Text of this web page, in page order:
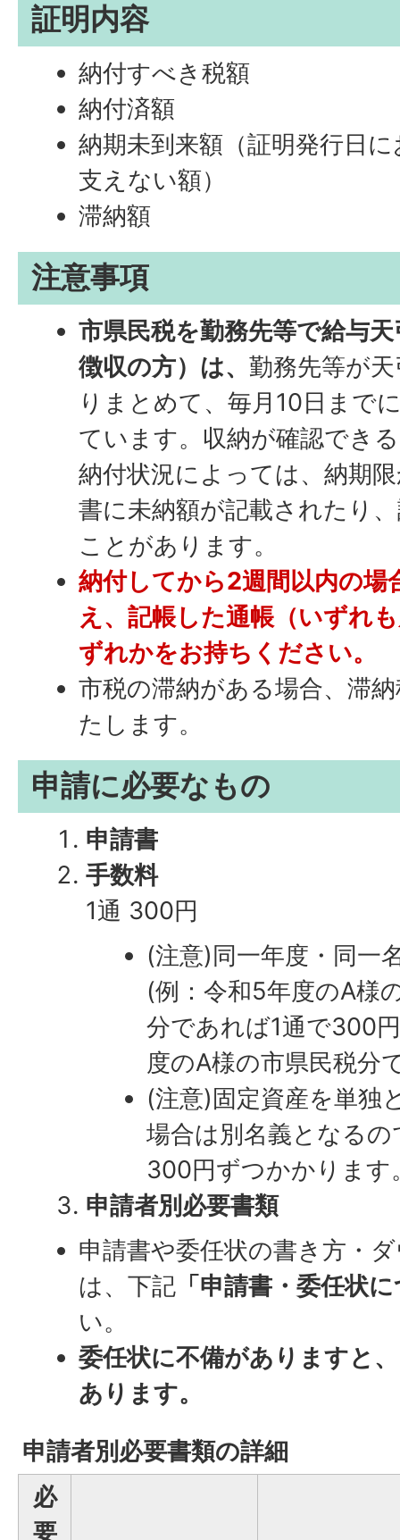
証明内容
納付すべき税額
納付済額
納期未到来額（証明発行日
支えない額）
滞納額
注意事項
市県民税を勤務先等で給与
徴収の方）は、勤務先等が
りまとめて、毎月10日まで
ています。収納が確認でき
納付状況によっては、納期
書に未納額が記載されたり
ことがあります。
納付してから2週間以内の場
え、記帳した通帳（いずれ
ずれかをお持ちください。
市税の滞納がある場合、滞
たします。
申請に必要なもの
申請書
手数料
1通 300円
(注意)同一年度・同一
(例：令和5年度のA様
分であれば1通で300
度のA様の市県民税分
(注意)固定資産を単独
場合は別名義となる
300円ずつかかります
申請者別必要書類
申請書や委任状の書き方・
は、下記 「申請書・委任状
い。
委任状に不備がありますと
あります。
申請者別必要書類の詳細
必
要